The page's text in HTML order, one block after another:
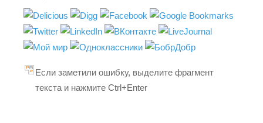
Если заметили ошибку, выделите фрагмент
текста и нажмите Ctrl+Enter